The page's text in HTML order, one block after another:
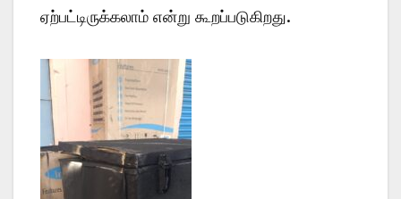
ஏற்பட்டிருக்கலாம் என்று கூறப்படுகிறது.